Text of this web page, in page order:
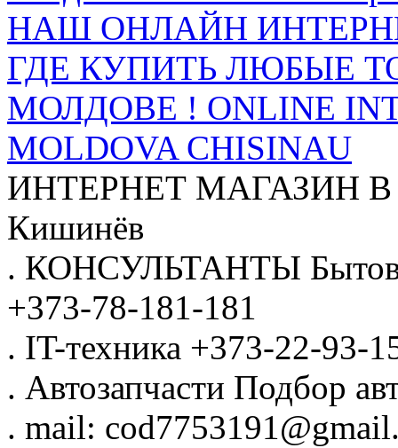
НАШ ОНЛАЙН
ГДЕ КУПИТЬ ЛЮБЫЕ
МОЛДОВЕ ! ONLINE
MOLDOVA CHISINAU
ИНТЕРНЕТ МАГАЗИН
Кишинёв
. КОНСУЛЬТАНТЫ
+373-78-181-181
. IT-техника +373-22-93-
. Автозапчасти Подбор
. mail: